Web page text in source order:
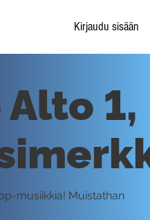
Kirjaudu sisään
1,
musiikkia! Muistathan